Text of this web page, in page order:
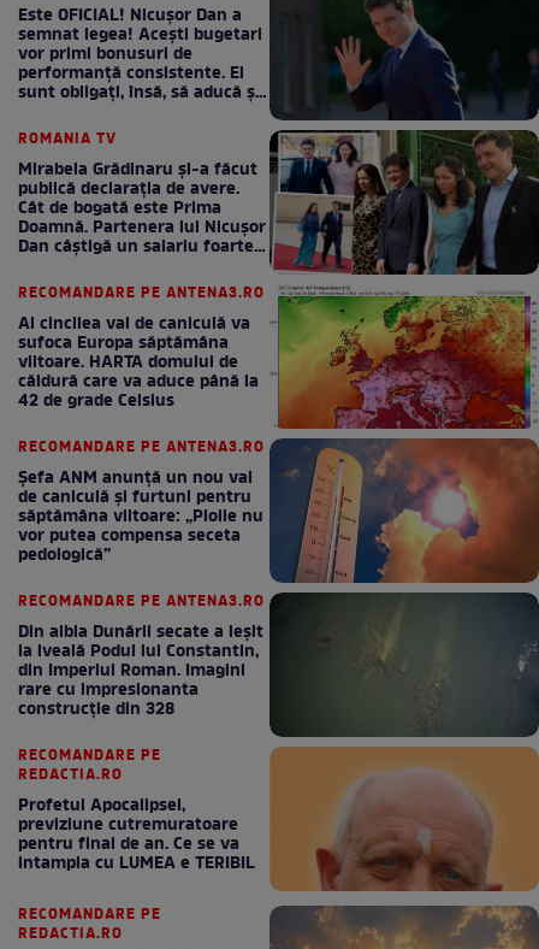
Este OFICIAL! Nicușor Dan a
semnat legea! Acești bugetari
vor primi bonusuri de
performanță consistente. Ei
sunt obligați, însă, să aducă și
ROMANIA TV
Mirabela Grădinaru și-a făcut
publică declarația de avere.
Cât de bogată este Prima
Doamnă. Partenera lui Nicușor
Dan câștigă un salariu foarte
RECOMANDARE PE ANTENA3.RO
Al cincilea val de caniculă va
sufoca Europa săptămâna
viitoare. HARTA domului de
căldură care va aduce până la
42 de grade Celsius
RECOMANDARE PE ANTENA3.RO
Șefa ANM anunță un nou val
de caniculă și furtuni pentru
săptămâna viitoare: „Ploile nu
vor putea compensa seceta
pedologică”
RECOMANDARE PE ANTENA3.RO
Din albia Dunării secate a ieșit
la iveală Podul lui Constantin,
din Imperiul Roman. Imagini
rare cu impresionanta
construcție din 328
RECOMANDARE PE
REDACTIA.RO
Profetul Apocalipsei,
previziune cutremuratoare
pentru final de an. Ce se va
intampla cu LUMEA e TERIBIL
RECOMANDARE PE
REDACTIA.RO